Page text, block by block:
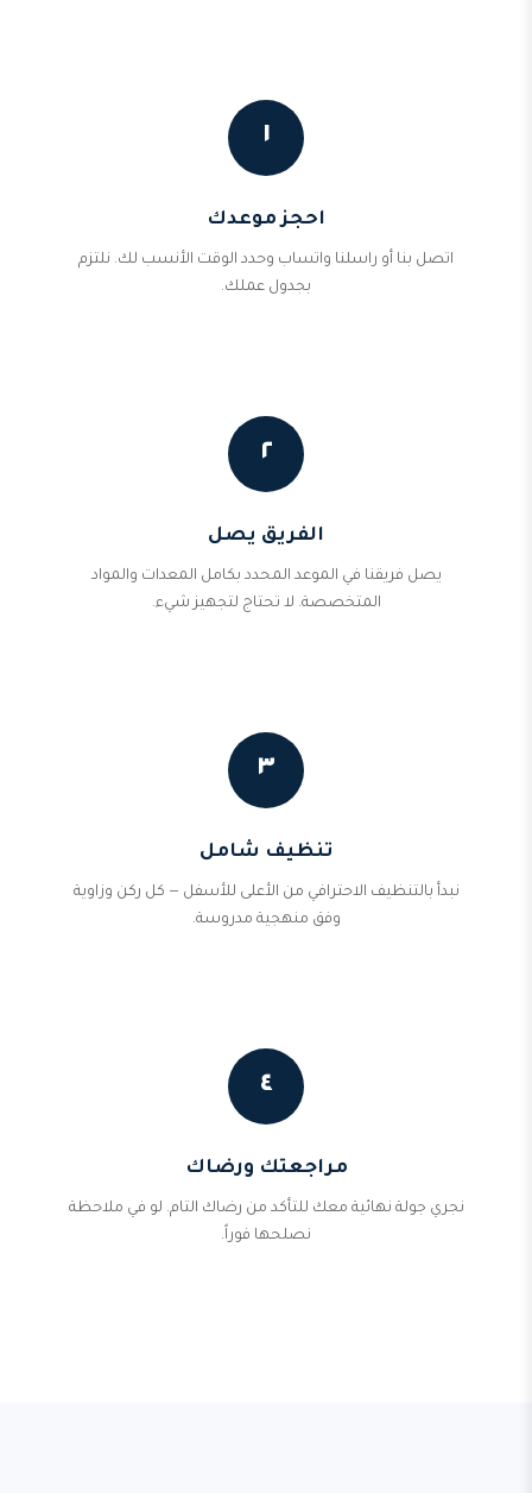
١
احجز موعدك
اتصل بنا أو راسلنا واتساب وحدد الوقت الأنسب لك. نلتزم
بجدول عملك.
٢
الفريق يصل
يصل فريقنا في الموعد المحدد بكامل المعدات والمواد
المتخصصة. لا تحتاج لتجهيز شيء.
٣
تنظيف شامل
نبدأ بالتنظيف الاحترافي من الأعلى للأسفل — كل ركن وزاوية
وفق منهجية مدروسة.
٤
مراجعتك ورضاك
نجري جولة نهائية معك للتأكد من رضاك التام. لو في ملاحظة
نصلحها فوراً.